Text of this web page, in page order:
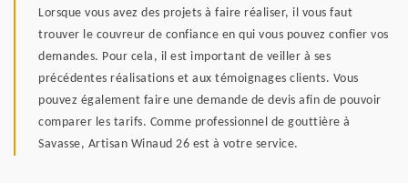
Lorsque vous avez des projets à faire réaliser, il vous faut
trouver le couvreur de confiance en qui vous pouvez confier vos
demandes. Pour cela, il est important de veiller à ses
précédentes réalisations et aux témoignages clients. Vous
pouvez également faire une demande de devis afin de pouvoir
comparer les tarifs. Comme professionnel de gouttière à
Savasse, Artisan Winaud 26 est à votre service.